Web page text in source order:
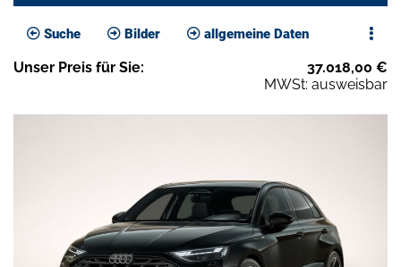
Suche Bilder allgemeine Daten
Unser Preis für Sie: 37.018,00 €
MWSt: ausweisbar